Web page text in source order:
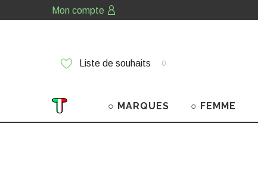
Mon compte
Liste de souhaits 0
○ MARQUES ○ FEMME